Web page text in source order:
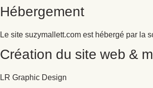
Hébergement
Le site suzymallett.com est hébergé par la
Création du site web &
LR Graphic Design